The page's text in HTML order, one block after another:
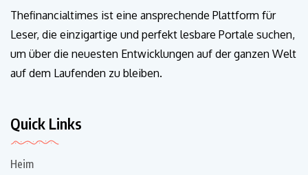
Thefinancialtimes ist eine ansprechende Plattform für
Leser, die einzigartige und perfekt lesbare Portale suchen,
um über die neuesten Entwicklungen auf der ganzen Welt
auf dem Laufenden zu bleiben.
Quick Links
Heim